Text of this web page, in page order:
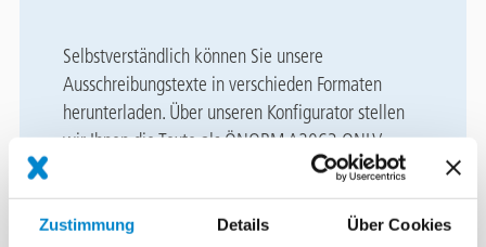
Zustimmung Details Über Cookies
Selbstverständlich können Sie unsere
Ausschreibungstexte in verschieden Formaten
herunterladen. Über unseren Konfigurator stellen
wir Ihnen die Texte als ÖNORM A2063 ONLV
Datenträger oder als .dta bzw. .dtn – Dateien
sowie als Textdatei zur Verfügung.